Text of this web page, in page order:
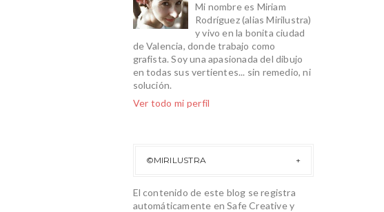
Mi nombre es Miriam
Rodríguez (alias Mirilustra)
y vivo en la bonita ciudad
de Valencia, donde trabajo como
grafista. Soy una apasionada del dibujo
en todas sus vertientes... sin remedio, ni
solución.
Ver todo mi perfil
©MIRILUSTRA
El contenido de este blog se registra
automáticamente en Safe Creative y